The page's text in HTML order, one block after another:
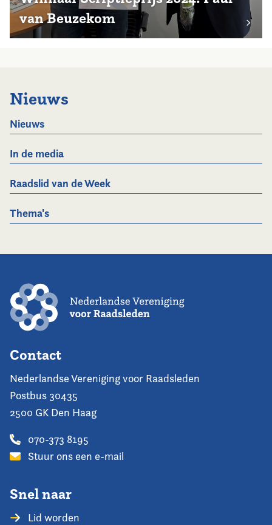
van Beuzekom
Nieuws
Nieuws
In de media
Raadslid van de Week
Thema's
Contact
Nederlandse Vereniging voor Raadsleden
Postbus 30435
2500 GK Den Haag
070-373 8195
Stuur ons een e-mail
Snel naar
Lid worden